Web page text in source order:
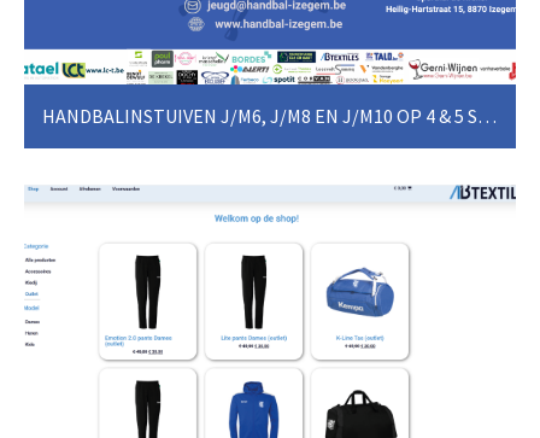
Handbalinstuiven voor alle jongens en meisjes van
geboortejaren 2022 tot 2017 in Sporthal De Krekel.
Kom vrijblijvend eens met ons meespelen en breng al
je vriendjes en vriendinnetjes mee. Niet vrij? Geen
probleem, je kan ook later nog es komen proberen.
Aanmelden kan vrijblijvend via de QR code of
Onze jeugdtrainers maken er een spetterende
activiteit van!
J/M6 - Geboortejaren 2021-2022: vrijdag 4
september 16u30-17u15
HANDBALINSTUIVEN J/M6, J/M8 EN J/M10 OP 4 & 5 SEPTEMBER